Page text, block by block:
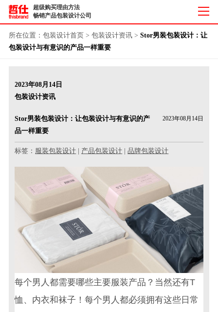
超级购买理由方法
畅销产品包装设计公司
所在位置： 包装设计首页 > 包装设计资讯> Stor男装包装设计：让
包装设计与有意识的产品一样重要
2023年08月14日
包装设计资讯
Stor男装包装设计：让包装设计与有意识的产
品一样重要
2023年08月14日
标签： 服装包装设计 产品包装设计 |品牌包装设计
每个男人都需要哪些主要服装产品？当然还有T
恤、内衣和袜子！每个男人都必须拥有这些日常